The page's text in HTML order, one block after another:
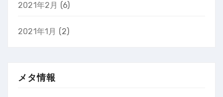
2021年2月 (6)
2021年1月 (2)
メタ情報